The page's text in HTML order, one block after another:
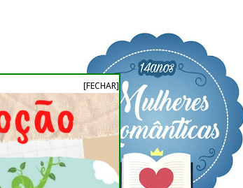
[FECHAR]